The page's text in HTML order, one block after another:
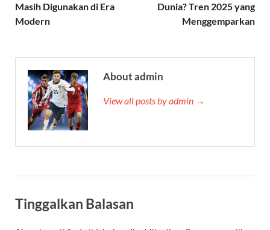
Masih Digunakan di Era
Modern
Dunia? Tren 2025 yang
Menggemparkan
About admin
View all posts by admin →
Tinggalkan Balasan